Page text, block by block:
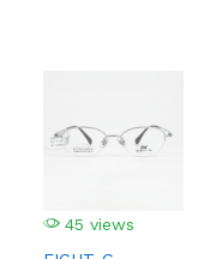
45 views